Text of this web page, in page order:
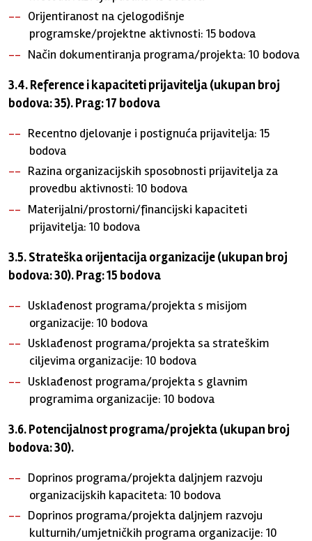
Orijentiranost na cjelogodišnje
programske/projektne aktivnosti: 15 bodova
Način dokumentiranja programa/projekta: 10 bodova
3.4. Reference i kapaciteti prijavitelja (ukupan broj
bodova: 35). Prag: 17 bodova
Recentno djelovanje i postignuća prijavitelja: 15
bodova
Razina organizacijskih sposobnosti prijavitelja za
provedbu aktivnosti: 10 bodova
Materijalni/prostorni/financijski kapaciteti
prijavitelja: 10 bodova
3.5.Strateška orijentacija organizacije (ukupan broj
bodova: 30). Prag: 15 bodova
Usklađenost programa/projekta s misijom
organizacije: 10 bodova
Usklađenost programa/projekta sa strateškim
ciljevima organizacije: 10 bodova
Usklađenost programa/projekta s glavnim
programima organizacije: 10 bodova
3.6. Potencijalnost programa/projekta (ukupan broj
bodova: 30).
Doprinos programa/projekta daljnjem razvoju
organizacijskih kapaciteta: 10 bodova
Doprinos programa/projekta daljnjem razvoju
kulturnih/umjetničkih programa organizacije: 10